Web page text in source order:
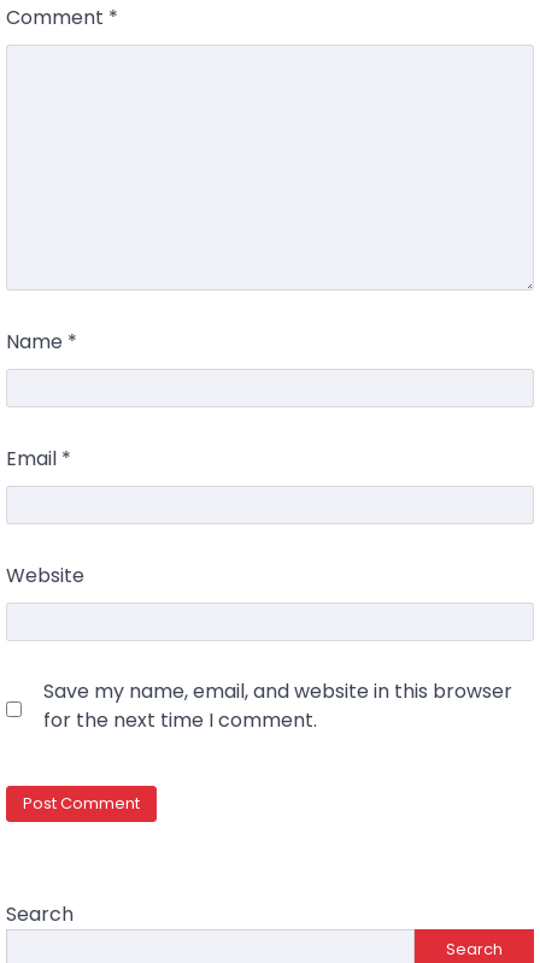
Comment *
Name *
Email *
Website
Save my name, email, and website in this browser
for the next time I comment.
Search
Search